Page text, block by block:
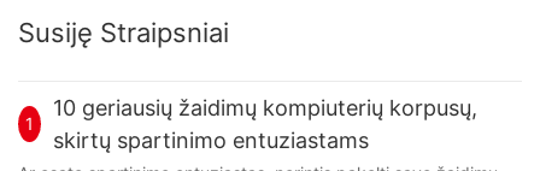
Susiję Straipsniai
1
10 geriausių žaidimų kompiuterių korpusų,
skirtų spartinimo entuziastams